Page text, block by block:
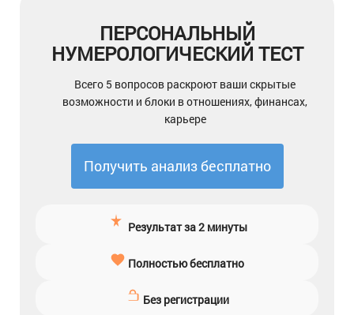
ПЕРСОНАЛЬНЫЙ
НУМЕРОЛОГИЧЕСКИЙ ТЕСТ
Всего 5 вопросов раскроют ваши скрытые
возможности и блоки в отношениях, финансах,
карьере
Получить анализ бесплатно
Результат за 2 минуты
Полностью бесплатно
Без регистрации